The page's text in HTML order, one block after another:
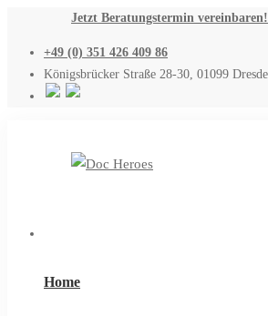
Jetzt Beratungstermin vereinbaren!
+49 (0) 351 426 409 86
Königsbrücker Straße 28-30, 01099
Home